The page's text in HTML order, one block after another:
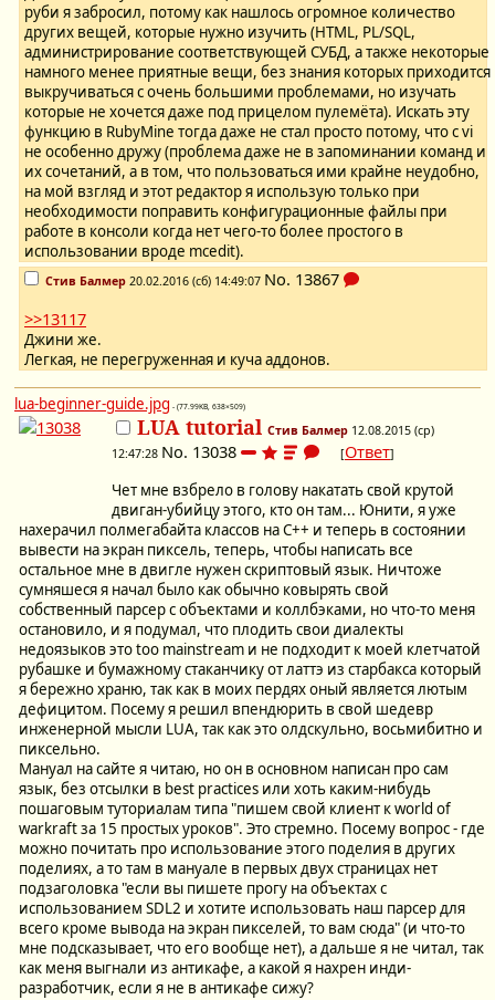
руби я забросил, потому как нашлось огромное количество
других вещей, которые нужно изучить (HTML, PL/SQL,
администрирование соответствующей СУБД, а также некоторые
намного менее приятные вещи, без знания которых приходится
выкручиваться с очень большими проблемами, но изучать
которые не хочется даже под прицелом пулемёта). Искать эту
функцию в RubyMine тогда даже не стал просто потому, что с vi
не особенно дружу (проблема даже не в запоминании команд и
их сочетаний, а в том, что пользоваться ими крайне неудобно,
на мой взгляд и этот редактор я использую только при
необходимости поправить конфигурационные файлы при
работе в консоли когда нет чего-то более простого в
использовании вроде mcedit).
Стив Балмер 20.02.2016 (сб) 14:49:07 No. 13867
>>13117
Джини же.
Легкая, не перегруженная и куча аддонов.
lua-beginner-guide.jpg - (77.99KB, 638×509)
LUA tutorial Стив Балмер 12.08.2015 (ср)
12:47:28 No. 13038 [Ответ]
Чет мне взбрело в голову накатать свой крутой
двиган-убийцу этого, кто он там... Юнити, я уже
нахерачил полмегабайта классов на С++ и теперь в состоянии
вывести на экран пиксель, теперь, чтобы написать все
остальное мне в двигле нужен скриптовый язык. Ничтоже
сумняшеся я начал было как обычно ковырять свой
собственный парсер с объектами и коллбэками, но что-то меня
остановило, и я подумал, что плодить свои диалекты
недоязыков это too mainstream и не подходит к моей клетчатой
рубашке и бумажному стаканчику от латтэ из старбакса который
я бережно храню, так как в моих пердях оный является лютым
дефицитом. Посему я решил впендюрить в свой шедевр
инженерной мысли LUA, так как это олдскульно, восьмибитно и
пиксельно.
Мануал на сайте я читаю, но он в основном написан про сам
язык, без отсылки в best practices или хоть каким-нибудь
пошаговым туториалам типа "пишем свой клиент к world of
warkraft за 15 простых уроков". Это стремно. Посему вопрос - где
можно почитать про использование этого поделия в других
поделиях, а то там в мануале в первых двух страницах нет
подзаголовка "если вы пишете прогу на объектах с
использованием SDL2 и хотите использовать наш парсер для
всего кроме вывода на экран пикселей, то вам сюда" (и что-то
мне подсказывает, что его вообще нет), а дальше я не читал, так
как меня выгнали из антикафе, а какой я нахрен инди-
разработчик, если я не в антикафе сижу?